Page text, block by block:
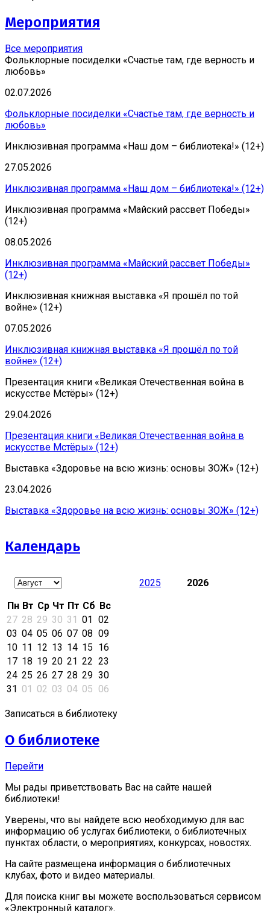
Мероприятия
Все мероприятия
Фольклорные посиделки «Счастье там, где верность и
любовь»
02.07.2026
Фольклорные посиделки «Счастье там, где верность и
любовь»
Инклюзивная программа «Наш дом – библиотека!» (12+)
27.05.2026
Инклюзивная программа «Наш дом – библиотека!» (12+)
Инклюзивная программа «Майский рассвет Победы»
(12+)
08.05.2026
Инклюзивная программа «Майский рассвет Победы»
(12+)
Инклюзивная книжная выставка «Я прошёл по той
войне» (12+)
07.05.2026
Инклюзивная книжная выставка «Я прошёл по той
войне» (12+)
Презентация книги «Великая Отечественная война в
искусстве Мстёры» (12+)
29.04.2026
Презентация книги «Великая Отечественная война в
искусстве Мстёры» (12+)
Выставка «Здоровье на всю жизнь: основы ЗОЖ» (12+)
23.04.2026
Выставка «Здоровье на всю жизнь: основы ЗОЖ» (12+)
Календарь
2025 2026
Пн Вт Ср Чт Пт Сб Вс
27 28 29 30 31 01 02
03 04 05 06 07 08 09
10 11 12 13 14 15 16
17 18 19 20 21 22 23
24 25 26 27 28 29 30
31 01 02 03 04 05 06
Записаться в библиотеку
О библиотеке
Перейти
Мы рады приветствовать Вас на сайте нашей
библиотеки!
Уверены, что вы найдете всю необходимую для вас
информацию об услугах библиотеки, о библиотечных
пунктах области, о мероприятиях, конкурсах, новостях.
На сайте размещена информация о библиотечных
клубах, фото и видео материалы.
Для поиска книг вы можете воспользоваться сервисом
«Электронный каталог».